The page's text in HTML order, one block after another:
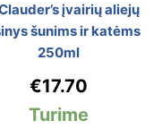
įvairių aliejų
šunims ir katėms
250ml
€17.70
Turime